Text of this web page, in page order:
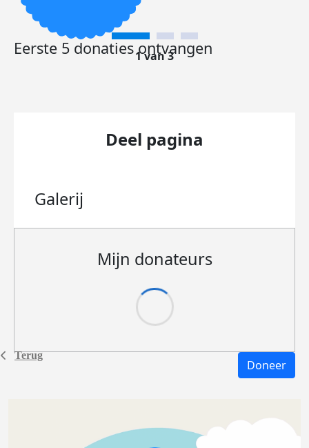
Terug
Eerste 5 donaties ontvangen
1 van 3
Deel pagina
Galerij
Mijn donateurs
Doneer